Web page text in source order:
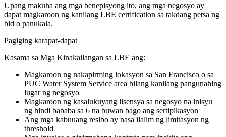
Upang makuha ang mga benepisyong ito, ang mga negosyo ay
dapat magkaroon ng kanilang LBE certification sa takdang petsa ng
bid o panukala.
Pagiging karapat-dapat
Kasama sa Mga Kinakailangan sa LBE ang:
Magkaroon ng nakapirming lokasyon sa San Francisco o sa
PUC Water System Service area bilang kanilang pangunahing
lugar ng negosyo
Magkaroon ng kasalukuyang lisensya sa negosyo na inisyu
ng hindi bababa sa 6 na buwan bago ang sertipikasyon
Ang mga kabuuang resibo ay nasa ilalim ng limitasyon ng
threshold